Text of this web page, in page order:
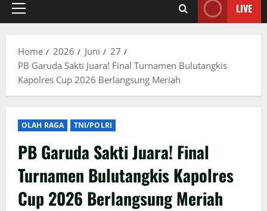
Primary
LIVE
Home 2026 Juni
27
PB Garuda Sakti Juara! Final Turnamen Bulutangkis
Kapolres Cup 2026 Berlangsung Meriah
OLAH RAGA TNI/POLRI
PB Garuda Sakti Juara! Final
Turnamen Bulutangkis Kapolres
Cup 2026 Berlangsung Meriah